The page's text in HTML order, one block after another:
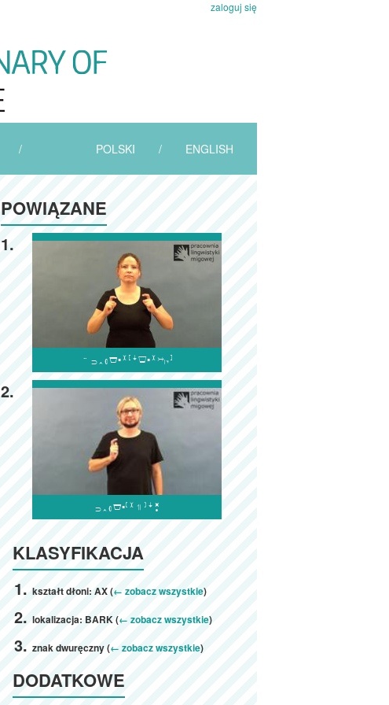
zaloguj się
/ POLSKI / ENGLISH
POWIĄZANE
1.

2.

KLASYFIKACJA
kształt dłoni: AX (← zobacz wszystkie)
lokalizacja: BARK (← zobacz wszystkie)
znak dwuręczny (← zobacz wszystkie)
DODATKOWE